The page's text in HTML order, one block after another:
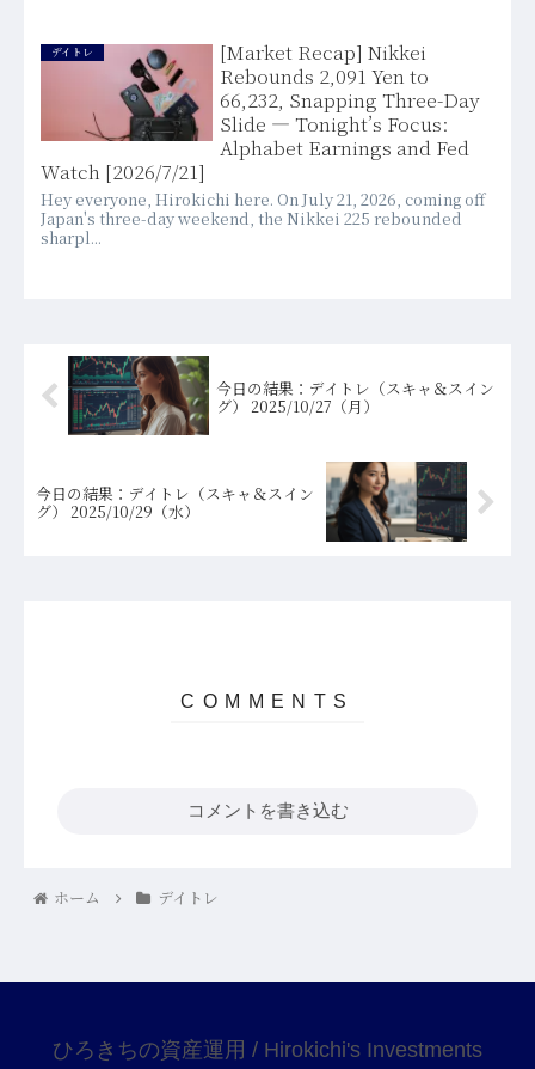
デイトレ
[Market Recap] Nikkei
Rebounds 2,091 Yen to
66,232, Snapping Three-Day
Slide — Tonight’s Focus:
Alphabet Earnings and Fed
Watch [2026/7/21]
Hey everyone, Hirokichi here. On July 21, 2026, coming off
Japan's three-day weekend, the Nikkei 225 rebounded
sharpl...
今日の結果：デイトレ（スキャ＆スイン
グ） 2025/10/27（月）
今日の結果：デイトレ（スキャ＆スイン
グ） 2025/10/29（水）
コメントを書き込む
ホーム デイトレ
ひろきちの資産運用 / Hirokichi's Investments